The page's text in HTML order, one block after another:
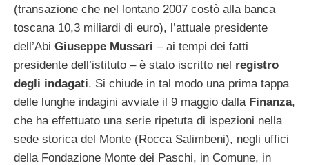
(transazione che nel lontano 2007 costò alla banca
toscana 10,3 miliardi di euro), l’attuale presidente
dell’Abi Giuseppe Mussari – ai tempi dei fatti
presidente dell’istituto – è stato iscritto nel registro
degli indagati. Si chiude in tal modo una prima tappa
delle lunghe indagini avviate il 9 maggio dalla Finanza,
che ha effettuato una serie ripetuta di ispezioni nella
sede storica del Monte (Rocca Salimbeni), negli uffici
della Fondazione Monte dei Paschi, in Comune, in